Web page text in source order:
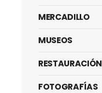
MERCADILLO
MUSEOS
RESTAURACIÓN
FOTOGRAFÍAS